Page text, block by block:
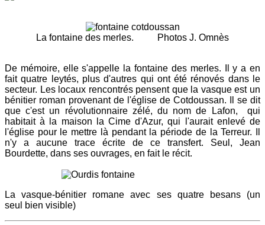
La fontaine des merles. Photos J. Omnès
De mémoire, elle s'appelle la fontaine des merles. Il y a en
fait quatre leytés, plus d'autres qui ont été rénovés dans le
secteur. Les locaux rencontrés pensent que la vasque est un
bénitier roman provenant de l'église de Cotdoussan. Il se dit
que c'est un révolutionnaire zélé, du nom de Lafon, qui
habitait à la maison la Cime d'Azur, qui l'aurait enlevé de
l'église pour le mettre là pendant la période de la Terreur. Il
n'y a aucune trace écrite de ce transfert. Seul, Jean
Bourdette, dans ses ouvrages, en fait le récit.
La vasque-bénitier romane avec ses quatre besans (un
seul bien visible)